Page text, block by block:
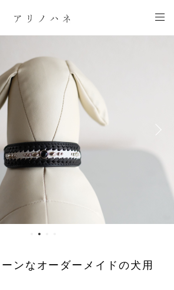
ンなオーダーメイドの犬用